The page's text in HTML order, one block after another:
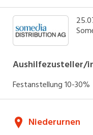
INSERAT ANSEHEN
Aushilfezusteller/
Festanstellung10-30%
an
Niederurnen